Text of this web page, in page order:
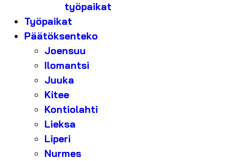
työpaikat
Työpaikat
Päätöksenteko
Joensuu
Ilomantsi
Juuka
Kitee
Kontiolahti
Lieksa
Liperi
Nurmes